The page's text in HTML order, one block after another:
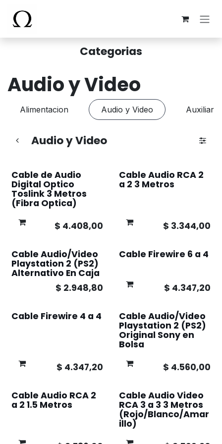
Categorias
Audio y Video
Alimentacion Audio y Video Auxiliar
Audio y Video
Cable de Audio
Digital Optico
Toslink 3 Metros
(Fibra Optica)
$ 4.408,00
Cable Audio RCA 2
a 2 3 Metros
$ 3.344,00
Cable Audio/Video
Playstation 2 (PS2)
Alternativo En Caja
$ 2.948,80
Cable Firewire 6 a 4
$ 4.347,20
Cable Firewire 4 a 4
$ 4.347,20
Cable Audio/Video
Playstation 2 (PS2)
Original Sony en
Bolsa
$ 4.560,00
Cable Audio RCA 2
a 2 1.5 Metros
Cable Audio Video
RCA 3 a 3 3 Metros
(Rojo/Blanco/Amar
illo)